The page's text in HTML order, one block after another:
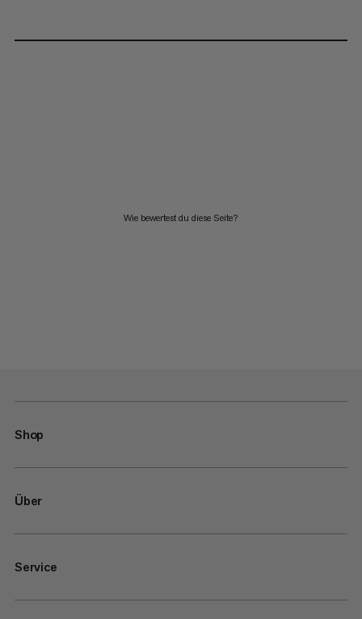
Wie bewertest du diese Seite?
Shop
Über
Service